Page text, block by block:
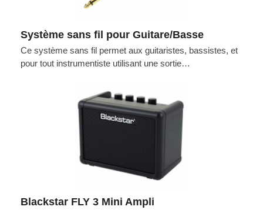
Système sans fil pour Guitare/Basse
Ce système sans fil permet aux guitaristes, bassistes, et
pour tout instrumentiste utilisant une sortie…
Blackstar FLY 3 Mini Ampli